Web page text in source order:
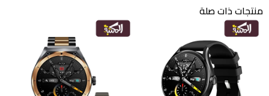
منتجات ذات صلة